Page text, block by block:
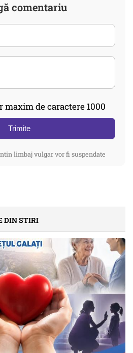
comentariu
maxim de caractere 1000
Trimite
limbaj vulgar vor fi suspendate
DIN STIRI